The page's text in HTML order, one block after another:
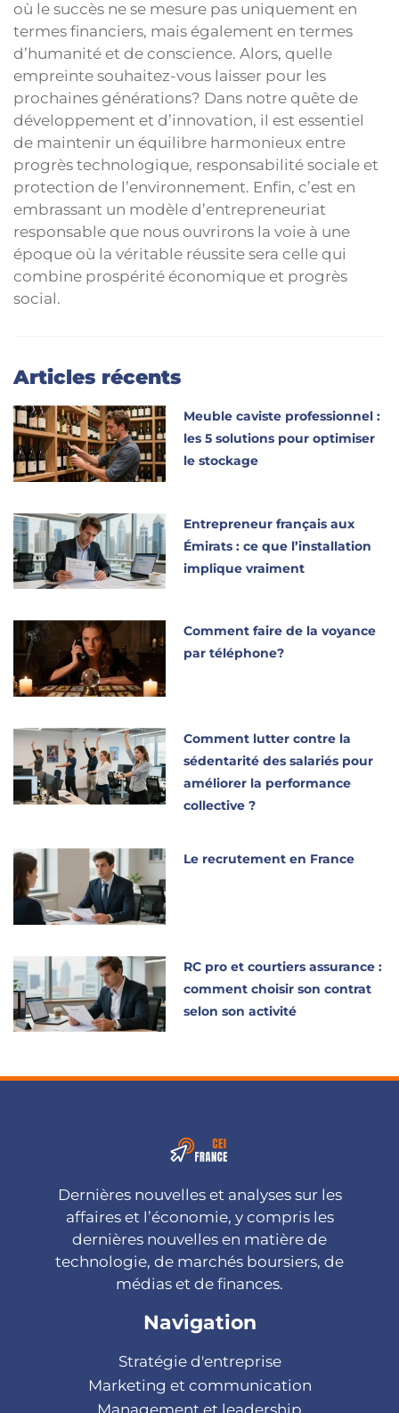
où le succès ne se mesure pas uniquement en
termes financiers, mais également en termes
d’humanité et de conscience. Alors, quelle
empreinte souhaitez-vous laisser pour les
prochaines générations? Dans notre quête de
développement et d’innovation, il est essentiel
de maintenir un équilibre harmonieux entre
progrès technologique, responsabilité sociale et
protection de l’environnement. Enfin, c’est en
embrassant un modèle d’entrepreneuriat
responsable que nous ouvrirons la voie à une
époque où la véritable réussite sera celle qui
combine prospérité économique et progrès
social.
Articles récents
Meuble caviste professionnel :
les 5 solutions pour optimiser
le stockage
Entrepreneur français aux
Émirats : ce que l’installation
implique vraiment
Comment faire de la voyance
par téléphone?
Comment lutter contre la
sédentarité des salariés pour
améliorer la performance
collective ?
Le recrutement en France
RC pro et courtiers assurance :
comment choisir son contrat
selon son activité
Dernières nouvelles et analyses sur les
affaires et l’économie, y compris les
dernières nouvelles en matière de
technologie, de marchés boursiers, de
médias et de finances.
Navigation
Stratégie d'entreprise
Marketing et communication
Management et leadership